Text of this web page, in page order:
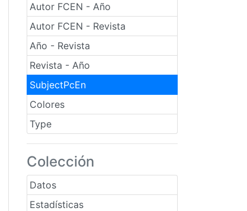
Autor FCEN - Año
Autor FCEN - Revista
Año - Revista
Revista - Año
SubjectPcEn
Colores
Type
Colección
Datos
Estadísticas